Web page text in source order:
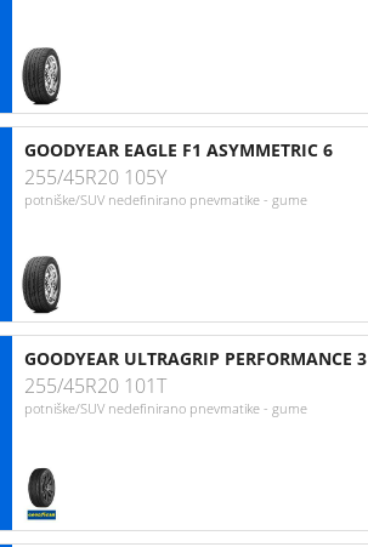
GOODYEAR EAGLE F1 ASYMMETRIC 6
255/45R20 105Y
potniške/SUV nedefinirano pnevmatike - gume
GOODYEAR ULTRAGRIP PERFORMANCE 3
255/45R20 101T
potniške/SUV nedefinirano pnevmatike - gume